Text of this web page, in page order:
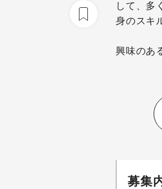
して、多
身のスキ
興味のあ
募集